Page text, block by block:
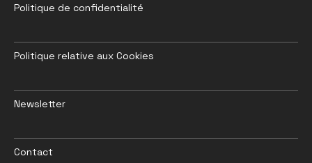
Politique de confidentialité
Politique relative aux Cookies
Newsletter
Contact